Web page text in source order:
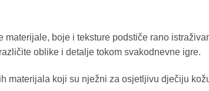
boje i teksture podstiče rano
oblike i detalje tokom svakodnevne igre.
materijala koji su nježni za osjetljivu dječiju